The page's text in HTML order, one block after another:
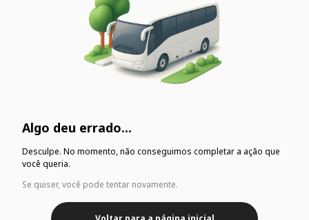
Algo deu errado...
Desculpe. No momento, não conseguimos completar a ação que
você queria.
Se quiser, você pode tentar novamente.